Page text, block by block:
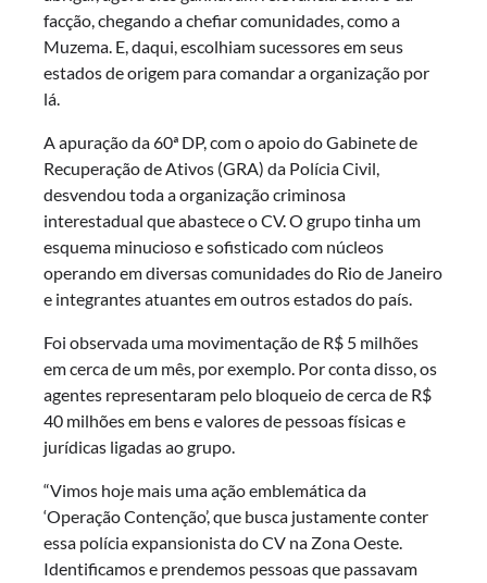
facção, chegando a chefiar comunidades, como a
Muzema. E, daqui, escolhiam sucessores em seus
estados de origem para comandar a organização por
lá.
A apuração da 60ª DP, com o apoio do Gabinete de
Recuperação de Ativos (GRA) da Polícia Civil,
desvendou toda a organização criminosa
interestadual que abastece o CV. O grupo tinha um
esquema minucioso e sofisticado com núcleos
operando em diversas comunidades do Rio de Janeiro
e integrantes atuantes em outros estados do país.
Foi observada uma movimentação de R$ 5 milhões
em cerca de um mês, por exemplo. Por conta disso, os
agentes representaram pelo bloqueio de cerca de R$
40 milhões em bens e valores de pessoas físicas e
jurídicas ligadas ao grupo.
“Vimos hoje mais uma ação emblemática da
‘Operação Contenção’, que busca justamente conter
essa polícia expansionista do CV na Zona Oeste.
Identificamos e prendemos pessoas que passavam